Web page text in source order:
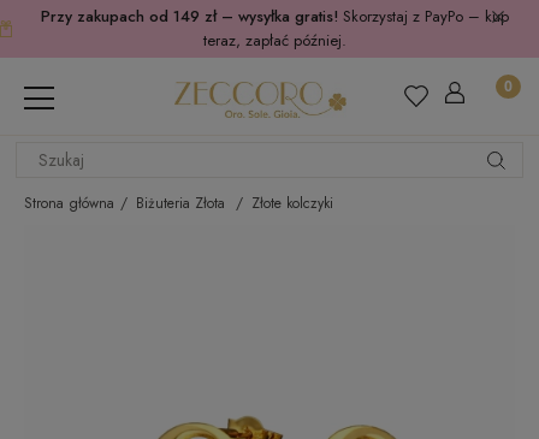
Przy zakupach od 149 zł – wysyłka gratis! Skorzystaj z PayPo – kup
teraz, zapłać później.
Strona główna Biżuteria Złota Złote kolczyki